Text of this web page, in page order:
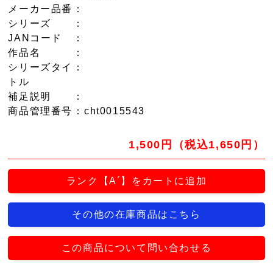
メーカー品番
：
シリーズ
：
JANコード
：
作品名
：
シリーズタイ
トル
：
補足説明
：
商品管理番号 ：cht0015543
1,500円（税込1,650円）
ランク【A´】をカートに追加
その他の在庫商品はこちら
この商品について問い合わせる